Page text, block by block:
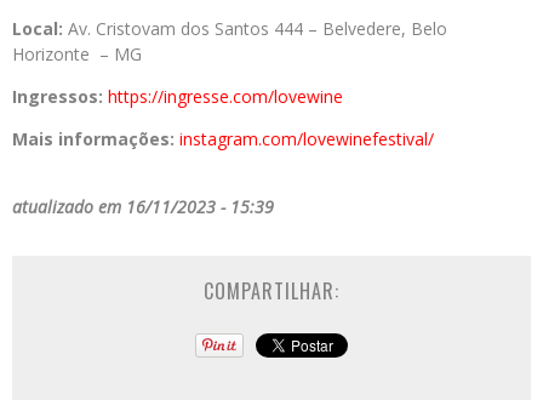
Local: Av. Cristovam dos Santos 444 – Belvedere, Belo
Horizonte – MG
Ingressos: https://ingresse.com/lovewine
Mais informações: instagram.com/lovewinefestival/
atualizado em 16/11/2023 - 15:39
COMPARTILHAR: